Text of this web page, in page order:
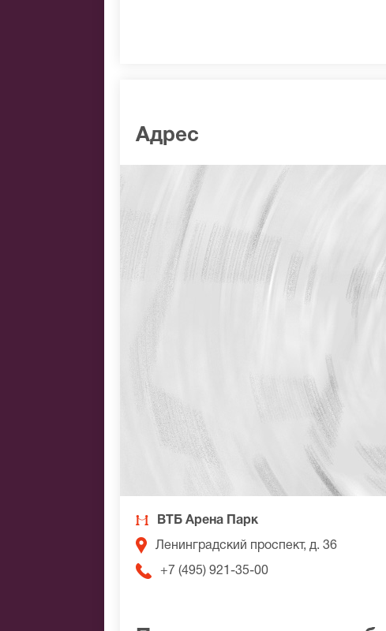
Адрес
ВТБ Арена Парк
Ленинградский проспект, д. 36
+7 (495) 921-35-00